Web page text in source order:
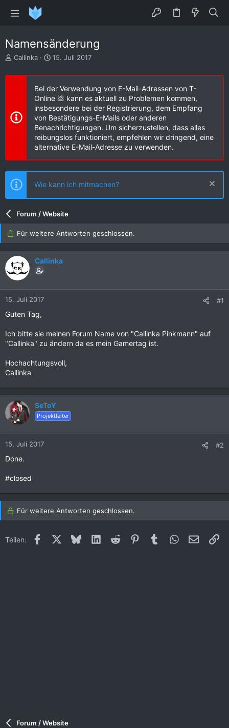
Namensänderung
E
s
l
e
Callinka
E
s
e
l
l
t
a
m
15. Juli 2017
Bei der Verwendung von E-Mail-Adressen von T-
Online 💩 kann es aktuell zu Problemen kommen,
insbesondere bei der Registrierung, dem Empfang
von Bestätigungs-E-Mails oder anderen
Benachrichtigungen. Um sicherzustellen, dass alles
reibungslos funktioniert, empfehlen wir dringend, eine
alternative E-Mail-Adresse zu verwenden.
Wie kann ich mitmachen?
Forum / Website
Für weitere Antworten geschlossen.
Callinka
15. Juli 2017 #1
Guten Tag,
Ich bitte sie meinen Forum Name von "Callinka Pinkmann" auf
"Callinka" zu ändern da es mein Gamertag ist.
Hochachtungsvoll,
Callinka
SeToY
Projektleiter
15. Juli 2017 #2
Done.
#closed
Für weitere Antworten geschlossen.
Teilen: FacebookX (Twitter)
BlueskyLinkedInReddit PinterestTumblrWhatsApp
E-Mail
Forum / Website